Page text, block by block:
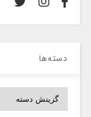
دسته‌ها
دسته‌ها